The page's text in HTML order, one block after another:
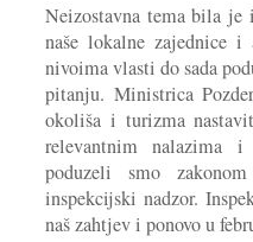
Neizostavna tema bila je
naše lokalne zajednice
nivoima vlasti do sada
pitanju. Ministrica
okoliša i turizma
relevantnim nalazima
poduzeli smo
inspekcijski nadzor.
naš zahtjev i ponovo u